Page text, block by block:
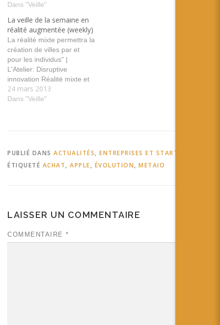
Dans "Veille"
La veille de la semaine en
réalité augmentée (weekly)
La réalité mixte permettra la
création de villes par et
pour les individus" |
L'Atelier: Disruptive
innovation Réalité mixte et
réalité augmentée pour
mettre la ville à la portée de
Developer Portal Profitez
des webinars de…
24 mars 2013
Dans "Veille"
PUBLIÉ DANS ACTUALITÉS, ENTREPRISES ET STARTUPS
ÉTIQUETÉ ACHAT, APPLE, ÉVOLUTION, METAIO
LAISSER UN COMMENTAIRE
COMMENTAIRE *